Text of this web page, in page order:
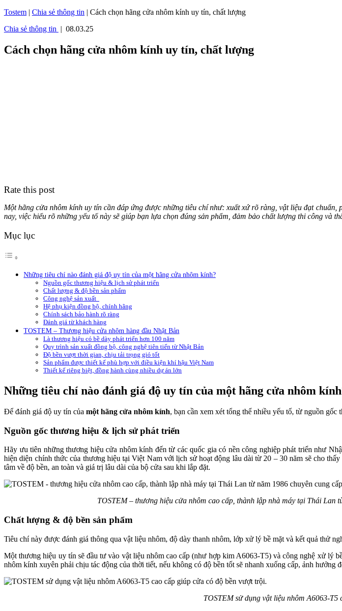
Tostem | Chia sẻ thông tin | Cách chọn hãng cửa nhôm kính uy tín, chất lượng
Chia sẻ thông tin | 08.03.25
Cách chọn hãng cửa nhôm kính uy tín, chất lượng
Rate this post
Một hãng cửa nhôm kính uy tín cần đáp ứng được những tiêu chí như: xuất xứ rõ ràng, vật liệu đạt chuẩn,
nay, việc hiểu rõ những yếu tố này sẽ giúp bạn lựa chọn đúng sản phẩm, đảm bảo chất lượng thi công và
Mục lục
Những tiêu chí nào đánh giá độ uy tín của một hãng cửa nhôm kính?
Nguồn gốc thương hiệu & lịch sử phát triển
Chất lượng & độ bền sản phẩm
Công nghệ sản xuất
Hệ phụ kiện đồng bộ, chính hãng
Chính sách bảo hành rõ ràng
Đánh giá từ khách hàng
TOSTEM – Thương hiệu cửa nhôm hàng đầu Nhật Bản
Là thương hiệu có bề dày phát triển hơn 100 năm
Quy trình sản xuất đồng bộ, công nghệ tiên tiến từ Nhật Bản
Độ bền vượt thời gian, chịu tải trọng gió tốt
Sản phẩm được thiết kế phù hợp với điều kiện khí hậu Việt Nam
Thiết kế riêng biệt, đồng hành cùng nhiều dự án lớn
Những tiêu chí nào đánh giá độ uy tín của một hãng cửa nhôm
Để đánh giá độ uy tín của một hãng cửa nhôm kính, bạn cần xem xét tổng thể nhiều yếu tố, từ nguồn
Nguồn gốc thương hiệu & lịch sử phát triển
Hãy ưu tiên những thương hiệu cửa nhôm kính đến từ các quốc gia có nền công nghiệp phát triển như
hiện diện chính thức của thương hiệu tại Việt Nam với lịch sử hoạt động lâu dài từ 20 – 30 năm sẽ cho
tâm về độ bền, an toàn và giá trị lâu dài của bộ cửa sau khi lắp đặt.
TOSTEM – thương hiệu cửa nhôm cao cấp, thành lập nhà máy tại Thái Lan
Chất lượng & độ bền sản phẩm
Tiêu chí này được đánh giá thông qua vật liệu nhôm, độ dày thanh nhôm, lớp xử lý bề mặt và kết quả thử
Một thương hiệu uy tín sẽ đầu tư vào vật liệu nhôm cao cấp (như hợp kim A6063-T5) và công nghệ xử lý
nhôm kính xuyên phải chịu tác động của thời tiết, nếu không có độ bền tốt sẽ nhanh xuống cấp, ảnh hưởng
TOSTEM sử dụng vật liệu nhôm A6063-